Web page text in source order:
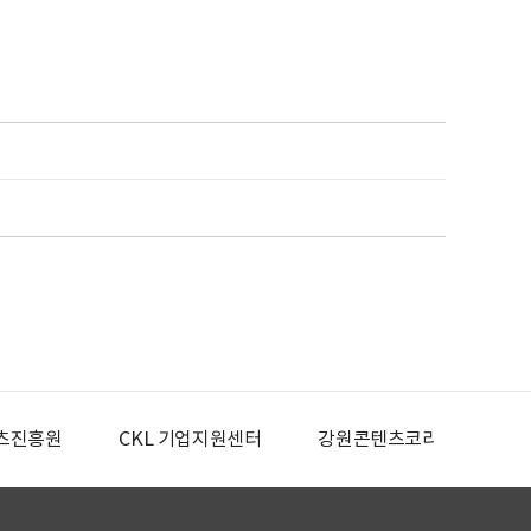
진흥원 CKL 기업지원센터 강원콘텐츠코리아랩